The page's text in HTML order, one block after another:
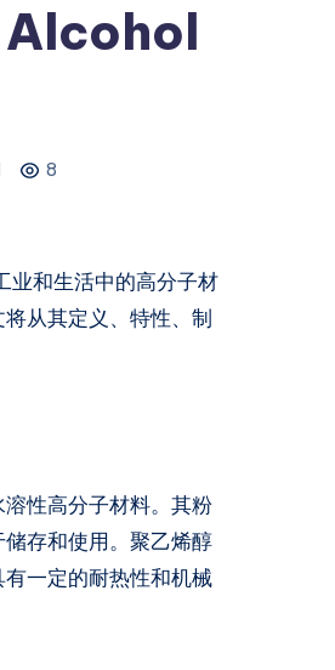
Alcohol
8
和生活中的高分子材
将从其定义、特性、制
性高分子材料。其粉
存和使用。聚乙烯醇
一定的耐热性和机械